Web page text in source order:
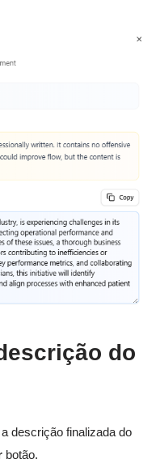
do
descrição finalizada do
botão.